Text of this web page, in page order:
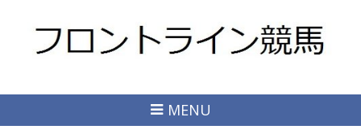
MENU